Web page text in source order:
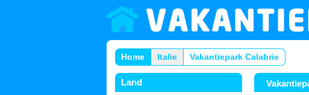
Home Italie Vakantiepark Calabrie
Land